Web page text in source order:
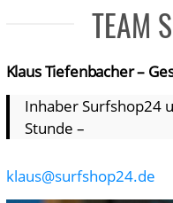
TEAM
Klaus Tiefenbacher –
Inhaber Surfshop24
Stunde –
klaus@surfshop24.de